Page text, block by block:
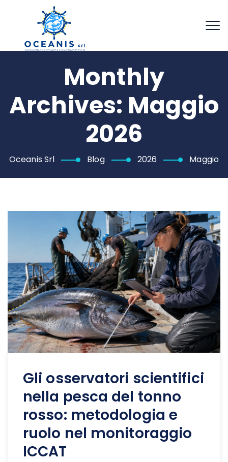
Monthly
Archives: Maggio
2026
Oceanis Srl Blog 2026 Maggio
Gli osservatori scientifici
nella pesca del tonno
rosso: metodologia e
ruolo nel monitoraggio
ICCAT